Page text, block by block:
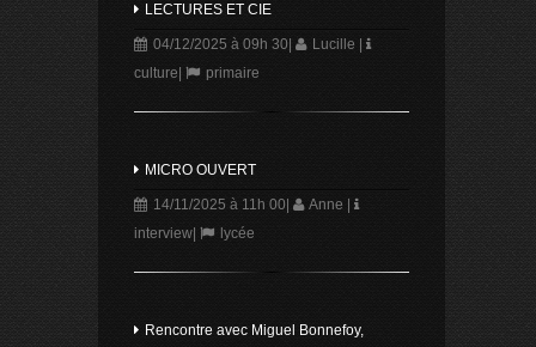
LECTURES ET CIE
04/12/2025 à 09h 30| Lucille
culture
primaire
MICRO OUVERT
14/11/2025 à 11h 00 Anne
interview| lycée
Rencontre avec Miguel Bonnefoy,